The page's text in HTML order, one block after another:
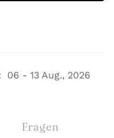
06 - 13 Aug., 2026
Fragen